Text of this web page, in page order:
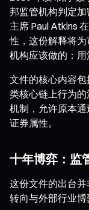
邦监管机构判定
主席 Paul Atkins
性，这份解释将
机构应该做的：
文件的核心内容
类核心链上行为的
机制，允许原本
证券属性。
十年博弈：监
这份文件的出台
转向与外部行业博